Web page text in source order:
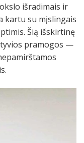
išradimais ir
kartu su mįslingais
Šią išskirtinę
pramogos —